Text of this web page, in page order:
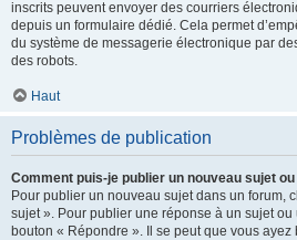
inscrits peuvent envoyer des courriers
depuis un formulaire dédié. Cela permet
du système de messagerie électronique par
des robots.
Haut
Problèmes de publication
Comment puis-je publier un nouveau sujet
Pour publier un nouveau sujet dans un forum,
sujet ». Pour publier une réponse à un sujet
bouton « Répondre ». Il se peut que vous ayez